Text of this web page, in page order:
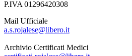
P.IVA 01296420308
Mail Ufficiale
a.s.rojalese@libero.it
Archivio Certificati Medici